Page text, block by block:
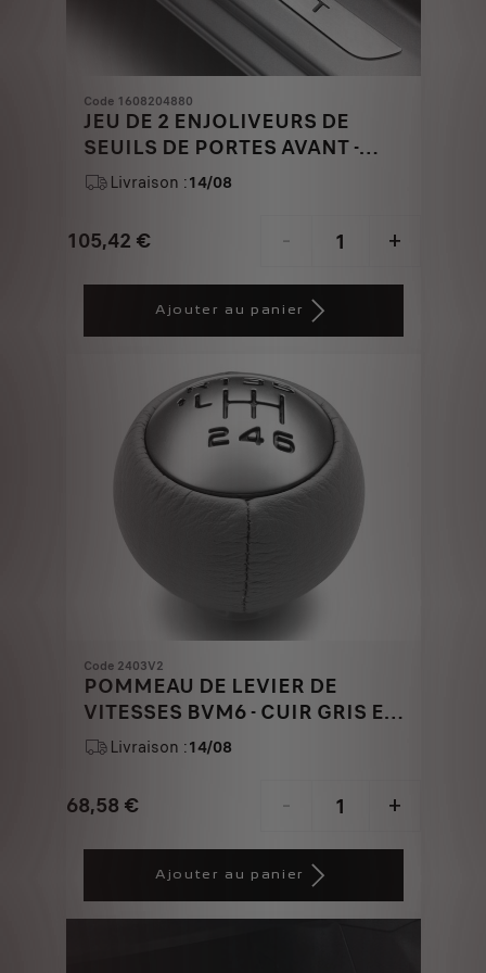
Code 1608204880
JEU DE 2 ENJOLIVEURS DE
SEUILS DE PORTES AVANT -
INOX BROSSE
Livraison :14/08
105,42 €
Price
- +
Quantity
Ajouter au panier
Code 2403V2
POMMEAU DE LEVIER DE
VITESSES BVM6 - CUIR GRIS ET
ALUMINIUM
Livraison :14/08
68,58 €
Price
€
- +
Quantity
1
Ajouter au panier